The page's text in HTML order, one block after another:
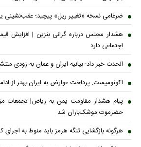
ضرغامی نسخه «تغییر ریل» پیچید؛ عقب‌نشینی
هشدار مجلس درباره گرانی بنزین | افزایش
اجتماعی دارد
الحدث خبر داد: بیانیه ایران و عمان به زودی
اکونومیست: پرداخت عوارض به ایران بهتر از
پیام هشدار مقاومت یمن به ریاض| تجمعات
حضرموت موشک‌باران شد
هرگونه بازگشایی تنگه هرمز باید منوط به اجرای